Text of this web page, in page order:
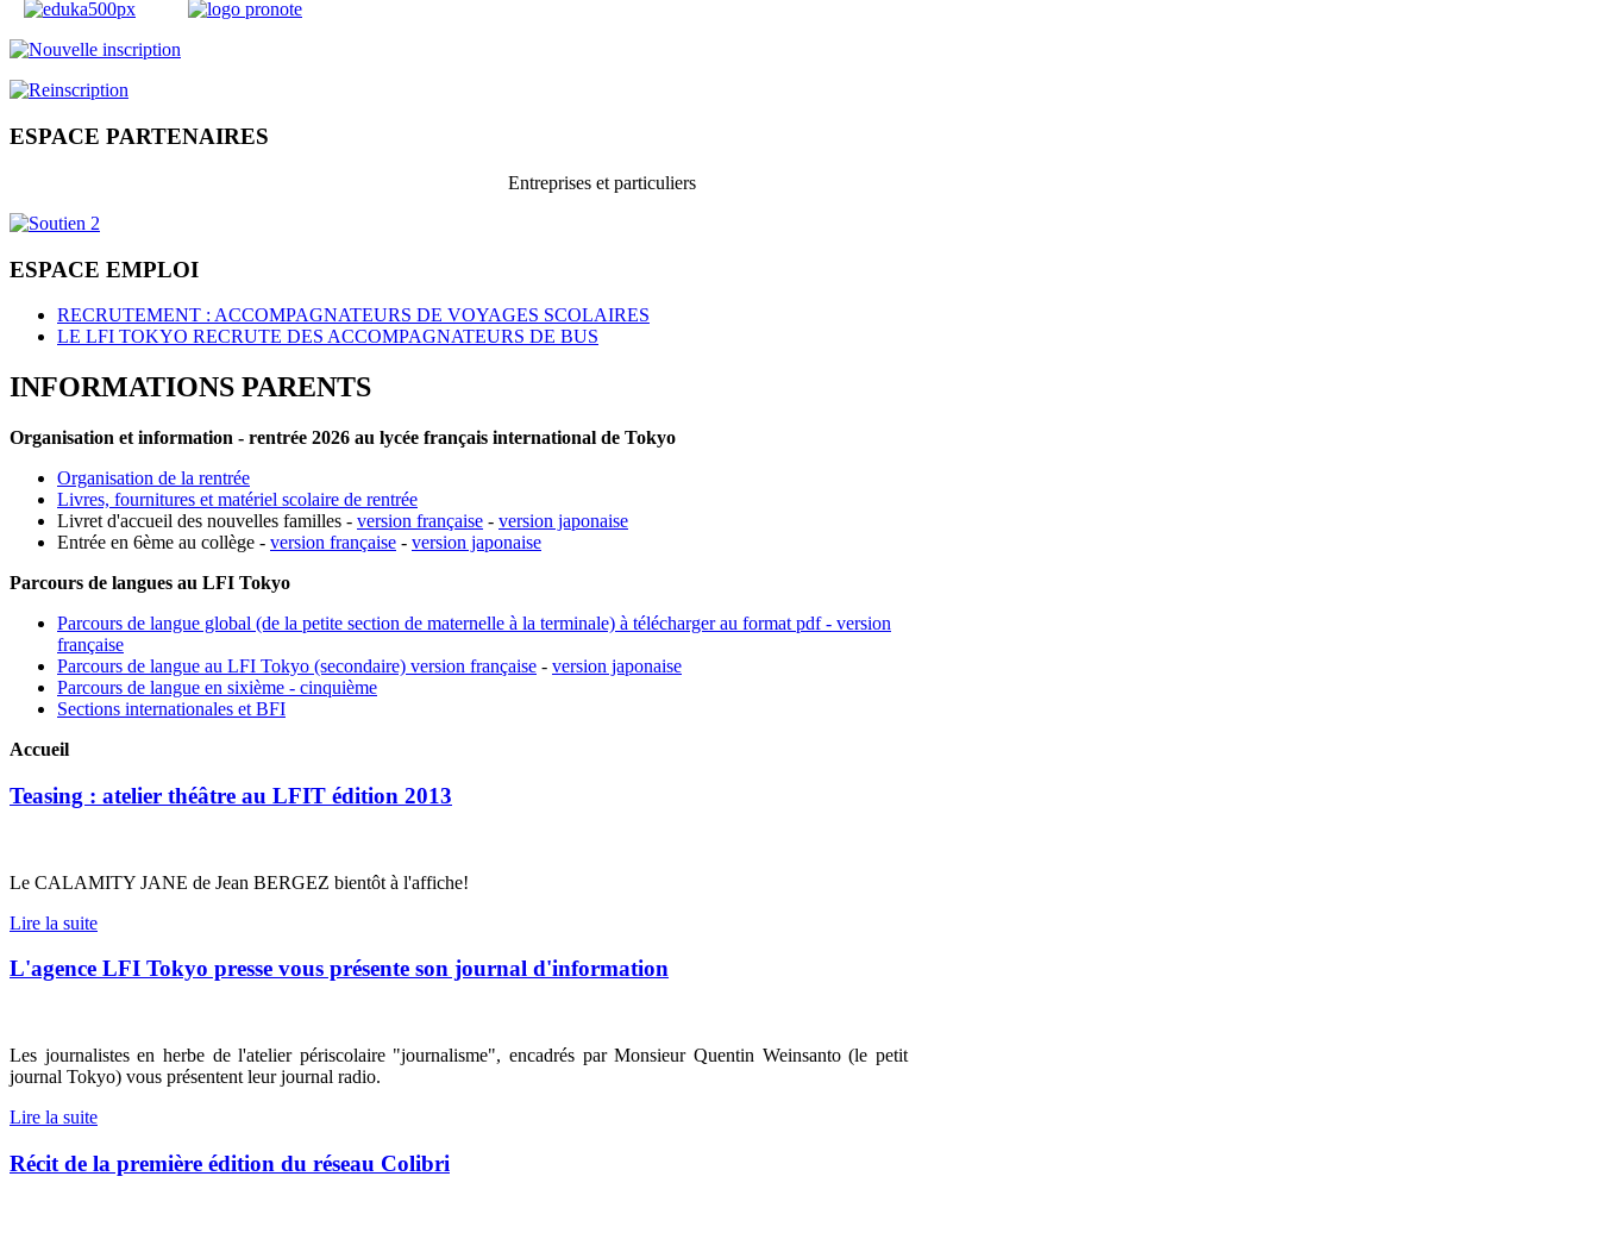
ESPACE PARTENAIRES
Entreprises et particuliers
ESPACE EMPLOI
RECRUTEMENT : ACCOMPAGNATEURS DE VOYAGES SCOLAIRES
LE LFI TOKYO RECRUTE DES ACCOMPAGNATEURS DE BUS
INFORMATIONS PARENTS
Organisation et information - rentrée 2026 au lycée français international de Tokyo
Organisation de la rentrée
Livres, fournitures et matériel scolaire de rentrée
Livret d'accueil des nouvelles familles - version française - version japonaise
Entrée en 6ème au collège - version française - version japonaise
Parcours de langues au LFI Tokyo
Parcours de langue global (de la petite section de maternelle à la terminale) à télécharger au format pdf - version
française
Parcours de langue au LFI Tokyo (secondaire) version française - version japonaise
Parcours de langue en sixième - cinquième
Sections internationales et BFI
Accueil
Teasing : atelier théâtre au LFIT édition 2013
Le CALAMITY JANE de Jean BERGEZ bientôt à l'affiche!
Lire la suite
L'agence LFI Tokyo presse vous présente son journal d'information
Les journalistes en herbe de l'atelier périscolaire "journalisme", encadrés par Monsieur Quentin Weinsanto (le petit
journal Tokyo) vous présentent leur journal radio.
Lire la suite
Récit de la première édition du réseau Colibri